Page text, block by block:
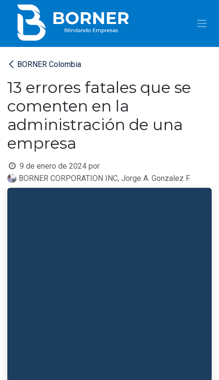
IR AL CONTENIDO
BORNER Colombia
13 errores fatales que se
comenten en la
administración de una
empresa
9 de enero de 2024 por
BORNER CORPORATION INC, Jorge A. Gonzalez F.